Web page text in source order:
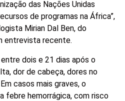
das Nações Unidas
de programas na África”,
Mirian Dal Ben, do
entrevista recente.
dois e 21 dias após o
dor de cabeça, dores no
casos mais graves, o
febre hemorrágica, com risco